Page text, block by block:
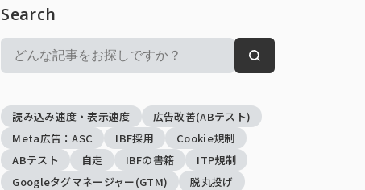
Search
検
索:
検
索
読み込み速度・表示速度
広告改善(ABテスト)
Meta広告：ASC
IBF採用
Cookie規制
ABテスト
自走 IBFの書籍
ITP規制
Googleタグマネージャー(GTM)
脱丸投げ